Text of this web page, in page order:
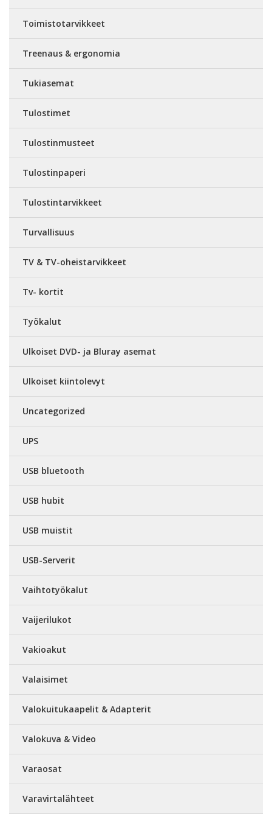
Toimistotarvikkeet
Treenaus & ergonomia
Tukiasemat
Tulostimet
Tulostinmusteet
Tulostinpaperi
Tulostintarvikkeet
Turvallisuus
TV & TV-oheistarvikkeet
Tv- kortit
Työkalut
Ulkoiset DVD- ja Bluray asemat
Ulkoiset kiintolevyt
Uncategorized
UPS
USB bluetooth
USB hubit
USB muistit
USB-Serverit
Vaihtotyökalut
Vaijerilukot
Vakioakut
Valaisimet
Valokuitukaapelit & Adapterit
Valokuva & Video
Varaosat
Varavirtalähteet